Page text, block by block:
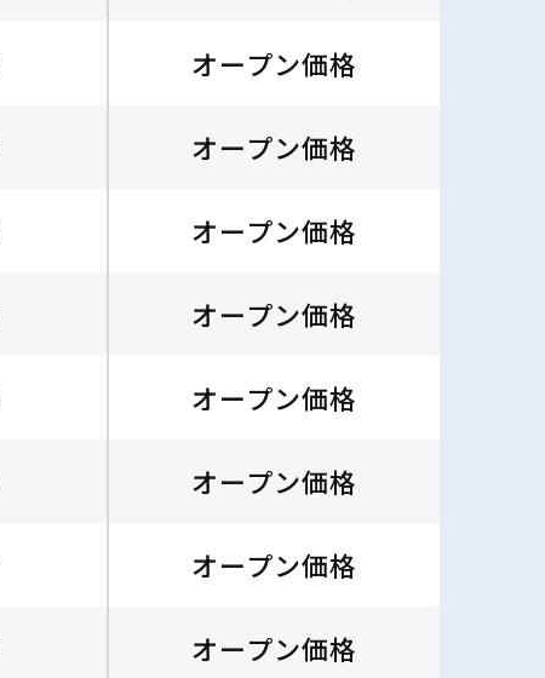
オープン価格
オープン価格
オープン価格
オープン価格
オープン価格
オープン価格
オープン価格
オープン価格